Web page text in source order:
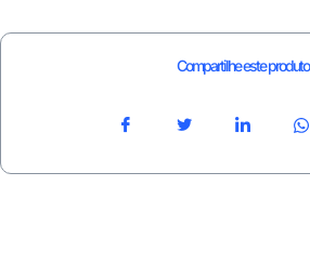
Compartilhe este produto